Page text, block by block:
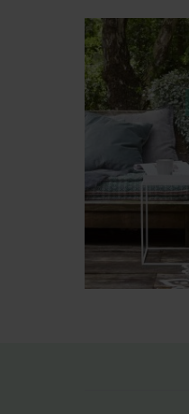
Press to skip